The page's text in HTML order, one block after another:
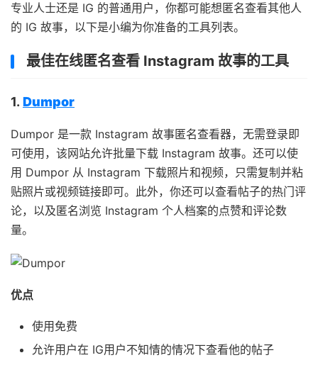
专业人士还是 IG 的普通用户，你都可能想匿名查看其他人
的 IG 故事，以下是小编为你准备的工具列表。
最佳在线匿名查看 Instagram 故事的工具
1. Dumpor
Dumpor 是一款 Instagram 故事匿名查看器，无需登录即
可使用，该网站允许批量下载 Instagram 故事。还可以使
用 Dumpor 从 Instagram 下载照片和视频，只需复制并粘
贴照片或视频链接即可。此外，你还可以查看帖子的热门评
论，以及匿名浏览 Instagram 个人档案的点赞和评论数
量。
优点
使用免费
允许用户在 IG用户不知情的情况下查看他的帖子